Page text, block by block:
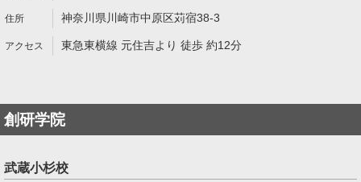
神奈川県川崎市中原区苅宿38-3
東急東横線 元住吉より 徒歩 約12分
創研学院
武蔵小杉校